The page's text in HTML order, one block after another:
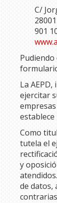
C/
901
La
ejercitar
establece
Como
tutela el
y
de datos,